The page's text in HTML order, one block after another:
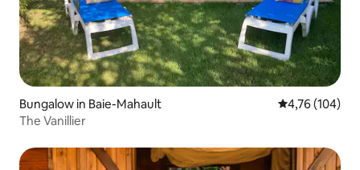
Bungalow in Baie-Mahault Gemiddelde
4,76 (104)
The Vanillier